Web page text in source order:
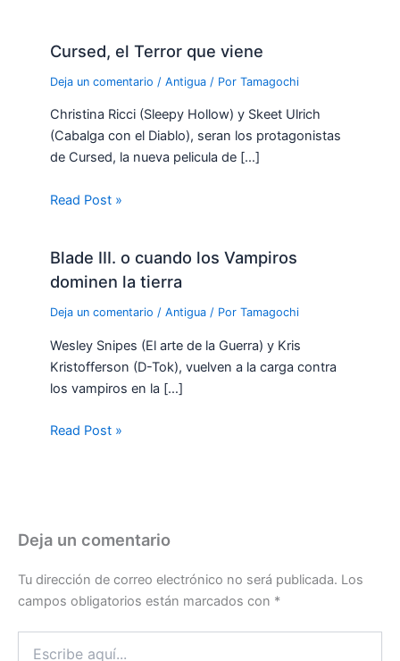
Cursed, el Terror que viene
Deja un comentario /Antigua / PorTamagochi
Christina Ricci (Sleepy Hollow) y Skeet Ulrich
(Cabalga con el Diablo), seran los protagonistas
de Cursed, la nueva pelicula de […]
Read Post »
Blade III. o cuando los Vampiros
dominen la tierra
Deja un comentario /Antigua / PorTamagochi
Wesley Snipes (El arte de la Guerra) y Kris
Kristofferson (D-Tok), vuelven a la carga contra
los vampiros en la […]
Read Post »
Deja un comentario
Tu dirección de correo electrónico no será publicada. Los
campos obligatorios están marcados con *
aquí...